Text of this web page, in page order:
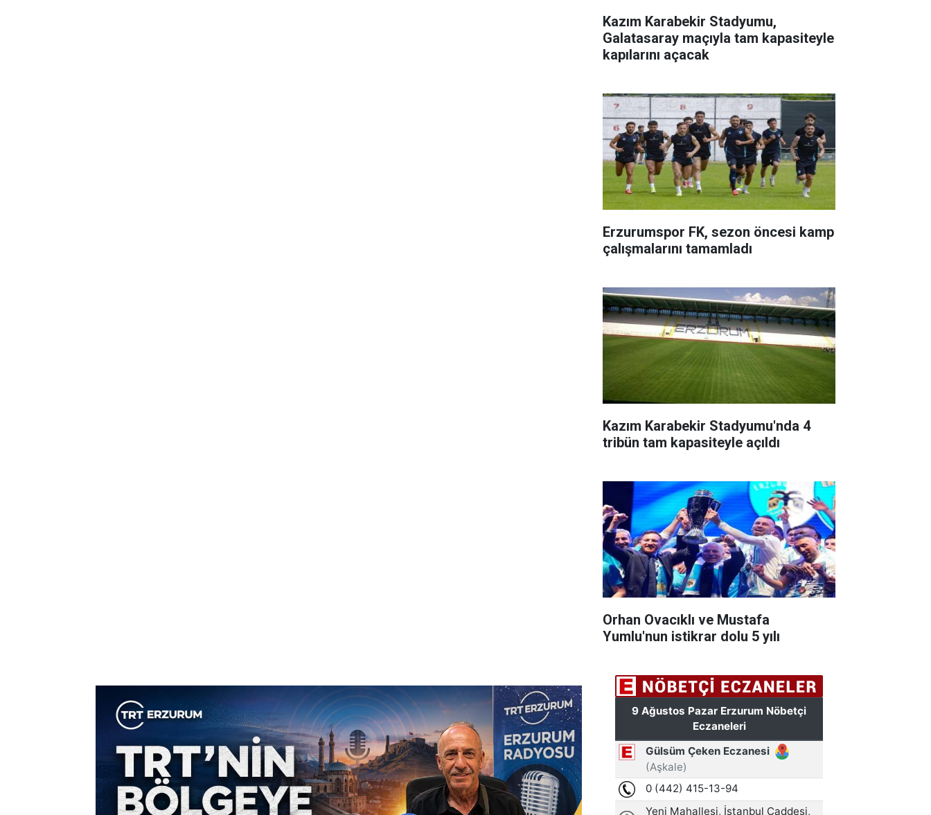
Kazım Karabekir Stadyumu,
Galatasaray maçıyla tam kapasiteyle
kapılarını açacak
Erzurumspor FK, sezon öncesi kamp
çalışmalarını tamamladı
Kazım Karabekir Stadyumu'nda 4
tribün tam kapasiteyle açıldı
Orhan Ovacıklı ve Mustafa
Yumlu'nun istikrar dolu 5 yılı